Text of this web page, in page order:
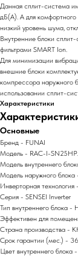
Данная сплит-система
дБ(А). А для
низкий уровень шума,
Внутренние блоки
фильтрами SMART Ion.
Для минимизации
внешние блоки
компрессора наружного
использовании сплит-
Характеристики
Основные
Бренд - FUNAI
Модель - RAC-I-
Модель внутреннего
Модель наружного
Инверторная технология
Серия - SENSEI Inverter
Тип внутреннего блока -
Эффективен для
Страна производства -
Срок гарантии (мес.) -
Цвет внутреннего блока